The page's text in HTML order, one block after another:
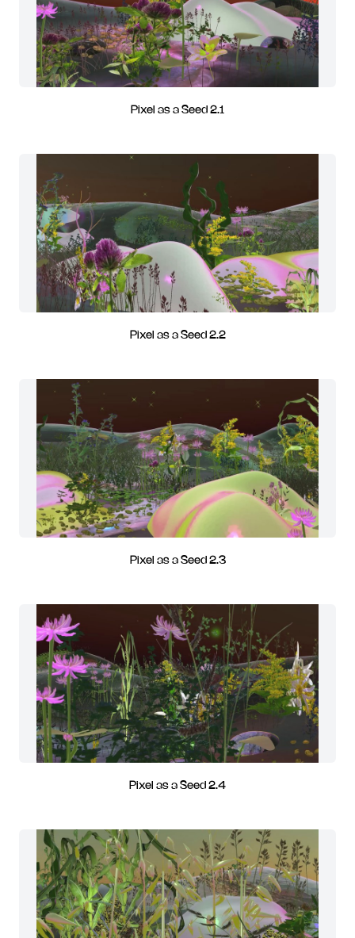
Pixel as a Seed 2.1
Pixel as a Seed 2.2
Pixel as a Seed 2.3
Pixel as a Seed 2.4